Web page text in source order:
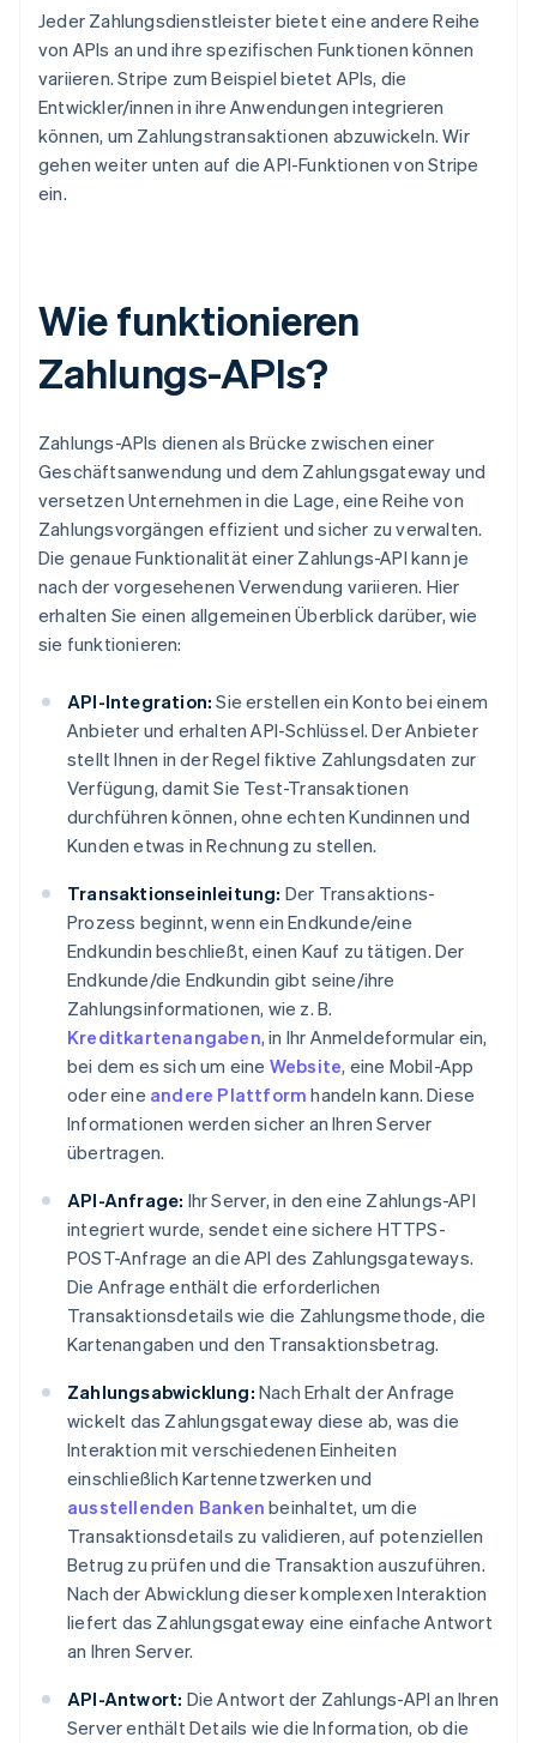
Jeder Zahlungsdienstleister bietet eine andere Reihe
von APIs an und ihre spezifischen Funktionen können
variieren. Stripe zum Beispiel bietet APIs, die
Entwickler/innen in ihre Anwendungen integrieren
können, um Zahlungstransaktionen abzuwickeln. Wir
gehen weiter unten auf die API-Funktionen von Stripe
ein.
Wie funktionieren
Zahlungs-APIs?
Zahlungs-APIs dienen als Brücke zwischen einer
Geschäftsanwendung und dem Zahlungsgateway und
versetzen Unternehmen in die Lage, eine Reihe von
Zahlungsvorgängen effizient und sicher zu verwalten.
Die genaue Funktionalität einer Zahlungs-API kann je
nach der vorgesehenen Verwendung variieren. Hier
erhalten Sie einen allgemeinen Überblick darüber, wie
sie funktionieren:
API-Integration: Sie erstellen ein Konto bei einem
Anbieter und erhalten API-Schlüssel. Der Anbieter
stellt Ihnen in der Regel fiktive Zahlungsdaten zur
Verfügung, damit Sie Test-Transaktionen
durchführen können, ohne echten Kundinnen und
Kunden etwas in Rechnung zu stellen.
Transaktionseinleitung: Der Transaktions-
Prozess beginnt, wenn ein Endkunde/eine
Endkundin beschließt, einen Kauf zu tätigen. Der
Endkunde/die Endkundin gibt seine/ihre
Zahlungsinformationen, wie z. B.
Kreditkartenangaben, in Ihr Anmeldeformular ein,
bei dem es sich um eine Website, eine Mobil-App
oder eine andere Plattform handeln kann. Diese
Informationen werden sicher an Ihren Server
übertragen.
API-Anfrage: Ihr Server, in den eine Zahlungs-API
integriert wurde, sendet eine sichere HTTPS-
POST-Anfrage an die API des Zahlungsgateways.
Die Anfrage enthält die erforderlichen
Transaktionsdetails wie die Zahlungsmethode, die
Kartenangaben und den Transaktionsbetrag.
Zahlungsabwicklung: Nach Erhalt der Anfrage
wickelt das Zahlungsgateway diese ab, was die
Interaktion mit verschiedenen Einheiten
einschließlich Kartennetzwerken und
ausstellenden Banken beinhaltet, um die
Transaktionsdetails zu validieren, auf potenziellen
Betrug zu prüfen und die Transaktion auszuführen.
Nach der Abwicklung dieser komplexen Interaktion
liefert das Zahlungsgateway eine einfache Antwort
an Ihren Server.
API-Antwort: Die Antwort der Zahlungs-API an Ihren
Server enthält Details wie die Information, ob die